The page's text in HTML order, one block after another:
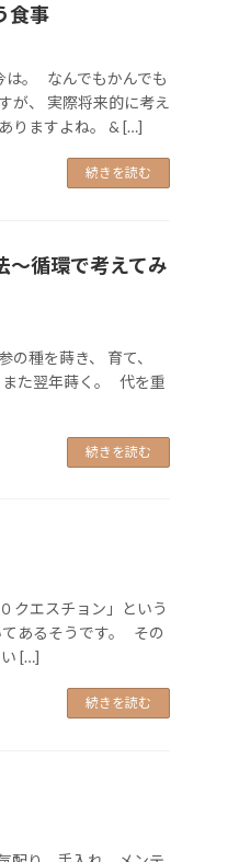
食事
は。 なんでもかんでも
が、 実際将来的に考え
りますよね。 & […]
続きを読む
～循環で考えてみ
種を蒔き、 育て、
また翌年蒔く。 代を重
続きを読む
エスチョン」という
あるそうです。 その
[…]
続きを読む